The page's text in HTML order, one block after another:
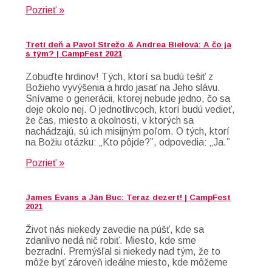
Pozrieť »
Tretí deň a Pavol Strežo & Andrea Bielová: A čo ja
s tým? | CampFest 2021
Zobuďte hrdinov! Tých, ktorí sa budú tešiť z
Božieho vyvýšenia a hrdo jasať na Jeho slávu.
Snívame o generácii, ktorej nebude jedno, čo sa
deje okolo nej. O jednotlivcoch, ktorí budú vedieť,
že čas, miesto a okolnosti, v ktorých sa
nachádzajú, sú ich misijným poľom. O tých, ktorí
na Božiu otázku: „Kto pôjde?”, odpovedia: „Ja.”
Pozrieť »
James Evans a Ján Buc: Teraz dezert! | CampFest
2021
Život nás niekedy zavedie na púšť, kde sa
zdanlivo nedá nič robiť. Miesto, kde sme
bezradní. Premýšľal si niekedy nad tým, že to
môže byť zároveň ideálne miesto, kde môžeme